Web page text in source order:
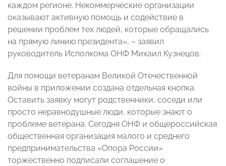
каждом регионе. Некоммерческие организации
оказывают активную помощь и содействие в
решении проблем тех людей, которые обращались
на прямую линию президента», – заявил
руководитель Исполкома ОНФ Михаил Кузнецов.
Для помощи ветеранам Великой Отечественной
войны в приложении создана отдельная кнопка.
Оставить заявку могут родственники, соседи или
просто неравнодушные люди, которые знают о
проблеме ветерана. Сегодня ОНФ и общероссийская
общественная организация малого и среднего
предпринимательства «Опора России»
торжественно подписали соглашение о